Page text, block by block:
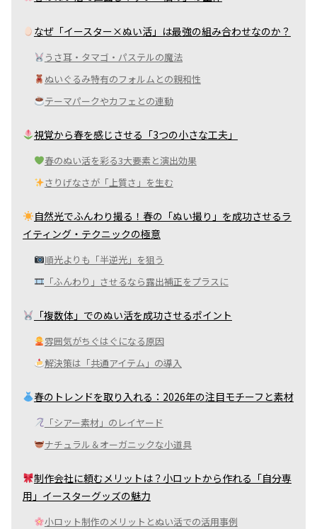
なぜ「イースター×ぬい活」は最強の組み合わせなのか？
うさ耳・タマゴ・パステルの魔法
ぬいぐるみ特有のフォルムとの親和性
テーマパークやカフェとの連動
視覚から春を感じさせる「3つの小さな工夫」
春のぬい活を彩る3大要素と演出効果
さりげなさが「上質さ」を生む
自然光でふんわり撮る！春の「ぬい撮り」を成功させるラ
イティング・テクニックの極意
順光よりも「半逆光」を狙う
「ふんわり」させるなら露出補正をプラスに
「複数体」でのぬい活を成功させるポイント
雰囲気がちぐはぐになる原因
解決策は「共通アイテム」の導入
春のトレンドを取り入れる：2026年の注目モチーフと素材
「シアー素材」のレイヤード
ナチュラル＆オーガニックな小道具
制作会社に頼むメリットは？小ロットから作れる「自分専
用」イースターグッズの魅力
小ロット制作のメリットとぬい活での活用事例